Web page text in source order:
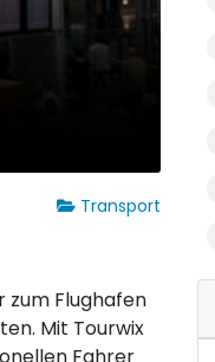
Transport
zum Flughafen
Mit Tourwix
Fahrer